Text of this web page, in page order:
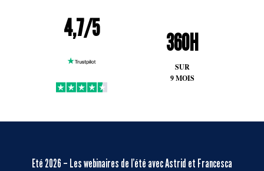
4,7/5
360H
SUR
9 MOIS
Eté 2026 – Les webinaires de l’été avec Astrid et Francesca